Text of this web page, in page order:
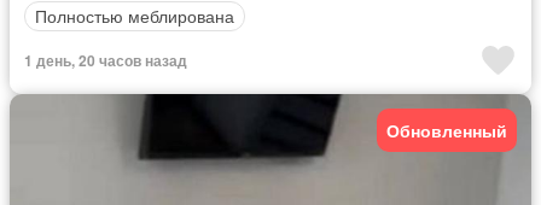
Полностью меблирована
1 день, 20 часов назад
Обновленный